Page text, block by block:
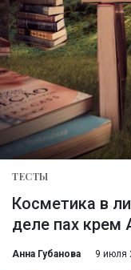
ТЕСТЫ
Косметика в
деле пах крем
Анна Губанова 9 июля